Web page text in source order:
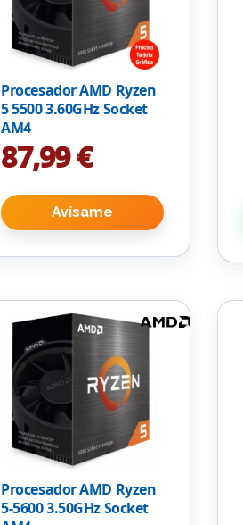
Procesador AMD Ryzen
5 5500 3.60GHz Socket
AM4
87,99 €
Avísame
Procesador AMD Ryzen
5-5600 3.50GHz Socket